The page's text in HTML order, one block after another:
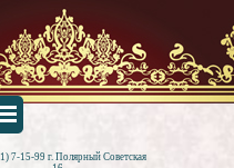
7-15-99 г. Полярный Советская